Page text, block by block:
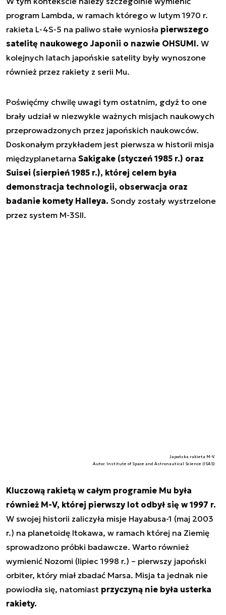
program Lambda, w ramach którego w lutym 1970 r.
rakieta L-4S-5 na paliwo stałe wyniosła pierwszego
satelitę naukowego Japonii o nazwie OHSUMI. W
kolejnych latach japońskie satelity były wynoszone
również przez rakiety z serii Mu.
Poświęćmy chwilę uwagi tym ostatnim, gdyż to one
brały udział w niezwykle ważnych misjach naukowych
przeprowadzonych przez japońskich naukowców.
Doskonałym przykładem jest pierwsza w historii misja
międzyplanetarna Sakigake (styczeń 1985 r.) oraz
Suisei (sierpień 1985 r.), której celem była
demonstracja technologii, obserwacja oraz
badanie komety Halleya. Sondy zostały wystrzelone
przez system M-3SII.
Japońska rakieta M-V.
Autor. Institute of Space and Astronautical Science (ISAS)
Kluczową rakietą w całym programie Mu była
również M-V, której pierwszy lot odbył się w 1997 r.
W swojej historii zaliczyła misje Hayabusa-1 (maj 2003
r.) na planetoidę Itokawa, w ramach której na Ziemię
sprowadzono próbki badawcze. Warto również
wymienić Nozomi (lipiec 1998 r.) – pierwszy japoński
orbiter, który miał zbadać Marsa. Misja ta jednak nie
powiodła się, natomiast przyczyną nie była usterka
rakiety.